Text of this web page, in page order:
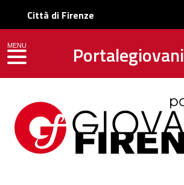
Città di Firenze
Portalegiovani
MENU
toggle navigation